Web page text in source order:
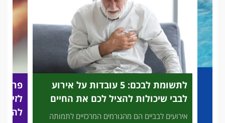
לתשומת לבכם: 5 עובדות על אירוע
לבבי שיכולות להציל לכם את החיים
אירועים לבביים הם מהגורמים המרכזיים לתמותה